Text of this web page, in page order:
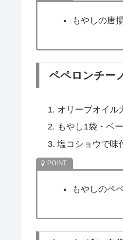
チヂミ
溶き卵1個・塩
ごま油大さじ1
もやしとし
から揚げ